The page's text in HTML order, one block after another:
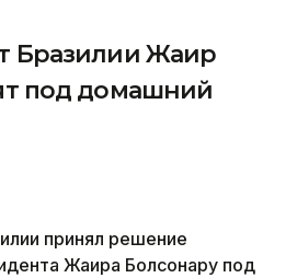
Бразилии Жаир
под домашний
принял решение
Жаира Болсонару под